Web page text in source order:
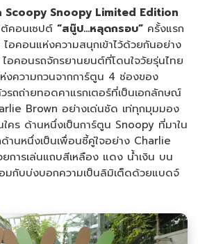
Scoopy Snoopy Limited Edition
คอนเซปต์ “สนู๊ป...หลุดกรอบ” ครั้งแรก
อคอนแห่งความสนุกเข้าไว้ด้วยกันอย่าง
คอนรถจักรยานยนต์ที่โดนใจวัยรุ่นไทย
งความกวนจากการ์ตูน 4 ช่องของ
ถถ่ายทอดคาแรกเตอร์ที่เป็นเอกลักษณ์
Brown อย่างเด่นชัด เท่ทุกมุมมอง
คร ด้านหนึ่งเป็นการ์ตูน Snoopy ที่มาใน
านหนึ่งเป็นเพื่อนซี้คู่ใจอย่าง Charlie
การเล่นแถบสีเหลือง แดง น้ำเงิน บน
กับบ่งบอกความเป็นลิมิเต็ดด้วยแบดจ์